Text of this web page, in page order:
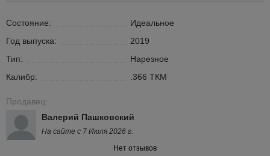
Состояние:
Идеальное
Год выпуска:
2019
Тип:
Нарезное
Калибр:
.366 ТКМ
Продавец:
Валерий Пашковский
На сайте с 7 Июля 2026 г.
Нет отзывов